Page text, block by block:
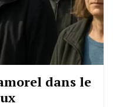
dans le